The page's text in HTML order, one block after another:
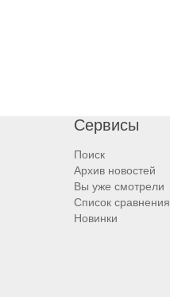
Сервисы
Поиск
Архив новостей
Вы уже смотрели
Список сравнения
Новинки